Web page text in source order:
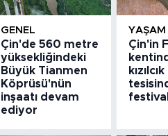
GENEL
Çin'de 560 metre
yüksekliğindeki
Büyük Tianmen
Köprüsü'nün
inşaatı devam
ediyor
YAŞAM
Çin'in